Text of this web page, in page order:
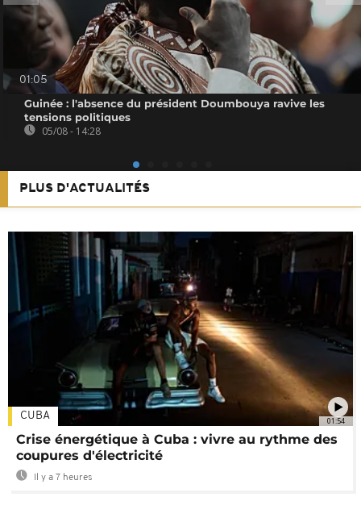
01:05
Guinée : l'absence du président Doumbouya ravive les
tensions politiques
05/08 - 14:28
PLUS D'ACTUALITÉS
01:54
CUBA
Crise énergétique à Cuba : vivre au rythme des
coupures d'électricité
Il y a 7 heures